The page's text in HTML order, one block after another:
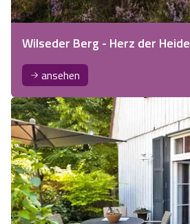
Wilseder Berg - Herz der Heide
ansehen